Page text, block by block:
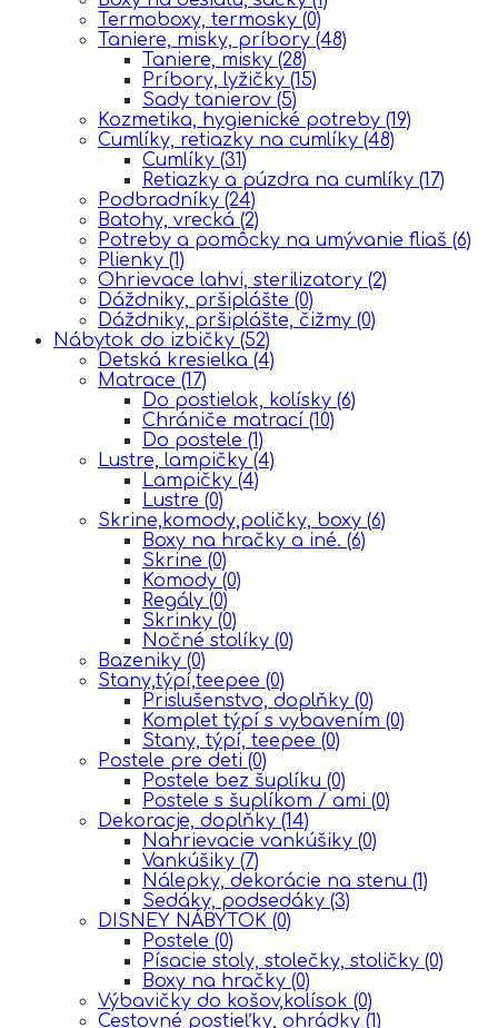
Termoboxy, termosky (0)
Taniere, misky, príbory (48)
Taniere, misky (28)
Príbory, lyžičky (15)
Sady tanierov (5)
Kozmetika, hygienické potreby (19)
Cumlíky, retiazky na cumlíky (48)
Cumlíky (31)
Retiazky a púzdra na cumlíky (17)
Podbradníky (24)
Batohy, vrecká (2)
Potreby a pomôcky na umývanie fliaš (6)
Plienky (1)
Ohrievace lahvi, sterilizatory (2)
Dáždniky, pršiplášte (0)
Dáždniky, pršiplášte, čižmy (0)
Nábytok do izbičky (52)
Detská kresielka (4)
Matrace (17)
Do postielok, kolísky (6)
Chrániče matrací (10)
Do postele (1)
Lustre, lampičky (4)
Lampičky (4)
Lustre (0)
Skrine,komody,poličky, boxy (6)
Boxy na hračky a iné. (6)
Skrine (0)
Komody (0)
Regály (0)
Skrinky (0)
Nočné stolíky (0)
Bazeniky (0)
Stany,týpí,teepee (0)
Prislušenstvo, doplňky (0)
Komplet týpí s vybavením (0)
Stany, týpí, teepee (0)
Postele pre deti (0)
Postele bez šuplíku (0)
Postele s šuplíkom / ami (0)
Dekoracje, doplňky (14)
Nahrievacie vankúšiky (0)
Vankúšiky (7)
Nálepky, dekorácie na stenu (1)
Sedáky, podsedáky (3)
DISNEY NÁBYTOK (0)
Postele (0)
Písacie stoly, stolečky, stoličky (0)
Boxy na hračky (0)
Výbavičky do košov,kolísok (0)
Cestovné postieľky, ohrádky (1)